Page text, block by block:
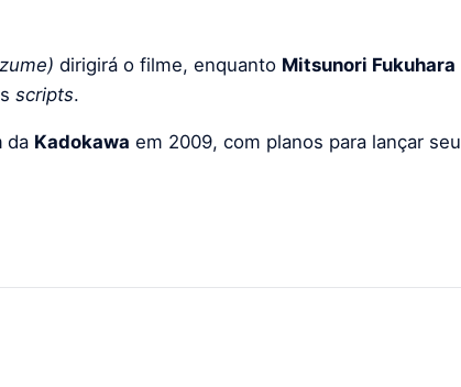
dirigirá o filme, enquanto Mitsunori Fukuhara
scripts.
da Kadokawa em 2009, com planos para lançar seu